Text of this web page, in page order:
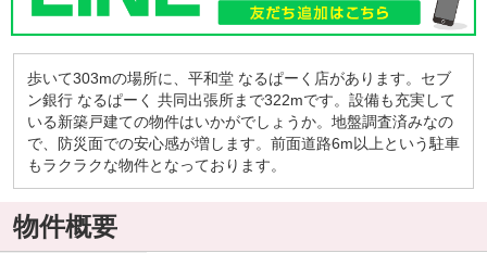
歩いて303mの場所に、平和堂 なるぱーく店があります。セブ
ン銀行 なるぱーく 共同出張所まで322mです。設備も充実して
いる新築戸建ての物件はいかがでしょうか。地盤調査済みなの
で、防災面での安心感が増します。前面道路6m以上という駐車
もラクラクな物件となっております。
物件概要